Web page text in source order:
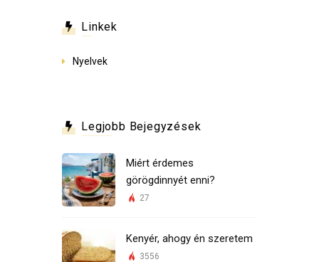
Linkek
Nyelvek
Legjobb Bejegyzések
Miért érdemes
görögdinnyét enni?
27
Kenyér, ahogy én szeretem
3556